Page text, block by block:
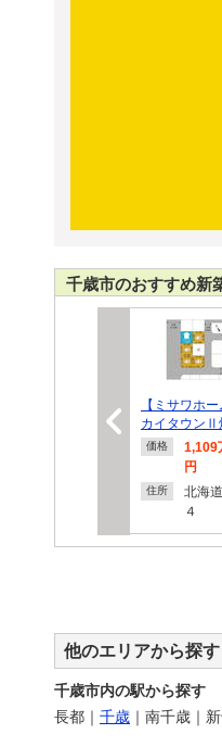
千歳市のおすすめ新
【ミサワホ
カイタウンⅡ
価格
1,109
円
住所
北海
４
他のエリアから探す
千歳市内の駅から探す
長都 ｜ 千歳 ｜ 南千歳 ｜